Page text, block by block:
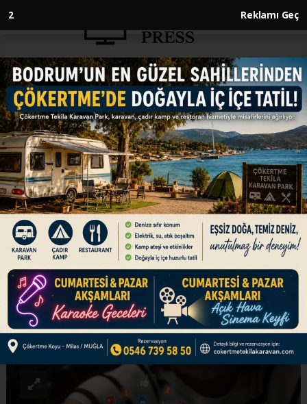
1 Reklamı Geç
Anasayfa GÜNDEM
15 yaş altına sosyal medya
hesabı yasaklanıyor
GÜNDEM
04.02.2026 - 11:44, Güncelleme: 04.02.2026 - 11:44
AK Parti milletvekillerinin, 15 yaşından küçük
çocukların sosyal paylaşım sitelerinde hesap
açamamasına ilişkin düzenlemeyi de içeren
kanun teklifi ilerleyen günlerde TBMM
Başkanlığına sunulacak.
ABONE OL